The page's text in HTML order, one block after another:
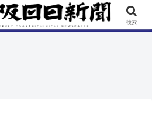
連載 街ネタ イベント
検索